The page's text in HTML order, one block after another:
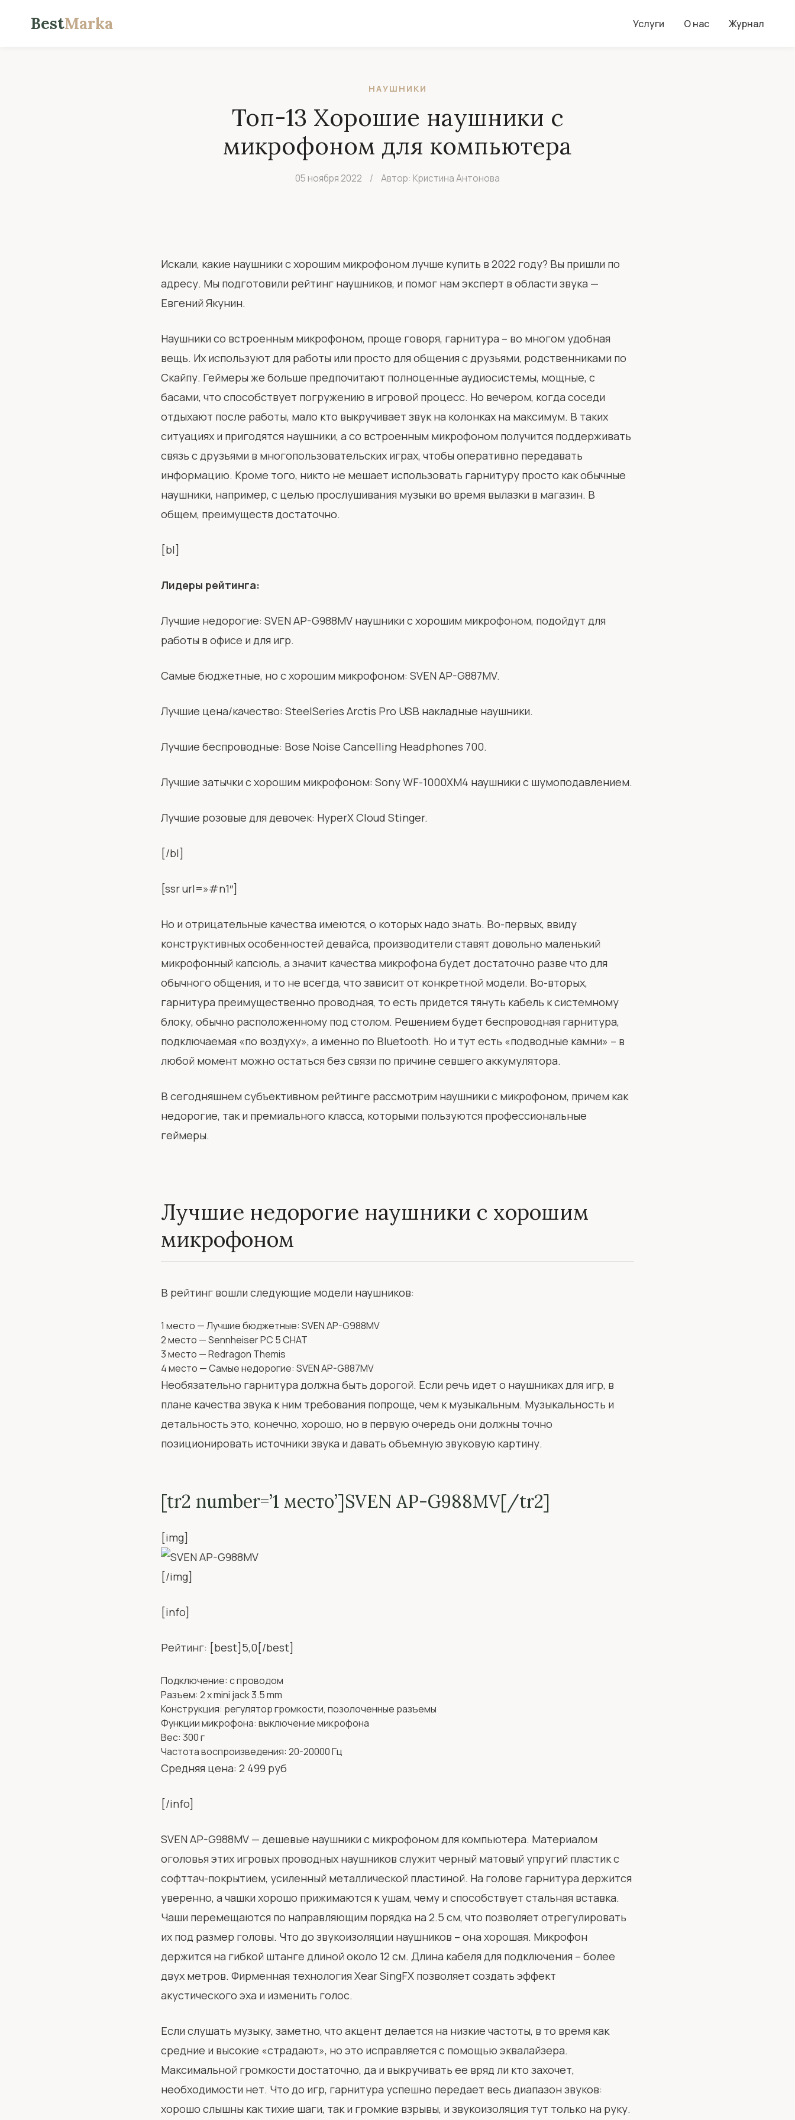
BestMarka Услуги О нас Журнал
НАУШНИКИ
Топ-13 Хорошие наушники с
микрофоном для компьютера
05 ноября 2022 / Автор: Кристина Антонова
Искали, какие наушники с хорошим микрофоном лучше купить в 2022 году? Вы пришли по
адресу. Мы подготовили рейтинг наушников, и помог нам эксперт в области звука —
Евгений Якунин.
Наушники со встроенным микрофоном, проще говоря, гарнитура – во многом удобная
вещь. Их используют для работы или просто для общения с друзьями, родственниками по
Скайпу. Геймеры же больше предпочитают полноценные аудиосистемы, мощные, с
басами, что способствует погружению в игровой процесс. Но вечером, когда соседи
отдыхают после работы, мало кто выкручивает звук на колонках на максимум. В таких
ситуациях и пригодятся наушники, а со встроенным микрофоном получится поддерживать
связь с друзьями в многопользовательских играх, чтобы оперативно передавать
информацию. Кроме того, никто не мешает использовать гарнитуру просто как обычные
наушники, например, с целью прослушивания музыки во время вылазки в магазин. В
общем, преимуществ достаточно.
[bl]
Лидеры рейтинга:
Лучшие недорогие: SVEN AP-G988MV наушники с хорошим микрофоном, подойдут для
работы в офисе и для игр.
Самые бюджетные, но с хорошим микрофоном: SVEN AP-G887MV.
Лучшие цена/качество: SteelSeries Arctis Pro USB накладные наушники.
Лучшие беспроводные: Bose Noise Cancelling Headphones 700.
Лучшие затычки с хорошим микрофоном: Sony WF-1000XM4 наушники с шумоподавлением.
Лучшие розовые для девочек: HyperX Cloud Stinger.
[/bl]
[ssr url=»#n1″]
Но и отрицательные качества имеются, о которых надо знать. Во-первых, ввиду
конструктивных особенностей девайса, производители ставят довольно маленький
микрофонный капсюль, а значит качества микрофона будет достаточно разве что для
обычного общения, и то не всегда, что зависит от конкретной модели. Во-вторых,
гарнитура преимущественно проводная, то есть придется тянуть кабель к системному
блоку, обычно расположенному под столом. Решением будет беспроводная гарнитура,
подключаемая «по воздуху», а именно по Bluetooth. Но и тут есть «подводные камни» – в
любой момент можно остаться без связи по причине севшего аккумулятора.
В сегодняшнем субъективном рейтинге рассмотрим наушники с микрофоном, причем как
недорогие, так и премиального класса, которыми пользуются профессиональные
геймеры.
Лучшие недорогие наушники с хорошим
микрофоном
В рейтинг вошли следующие модели наушников:
1 место — Лучшие бюджетные: SVEN AP-G988MV
2 место — Sennheiser PC 5 CHAT
3 место — Redragon Themis
4 место — Самые недорогие: SVEN AP-G887MV
Необязательно гарнитура должна быть дорогой. Если речь идет о наушниках для игр, в
плане качества звука к ним требования попроще, чем к музыкальным. Музыкальность и
детальность это, конечно, хорошо, но в первую очередь они должны точно
позиционировать источники звука и давать объемную звуковую картину.
[tr2 number=’1 место’]SVEN AP-G988MV[/tr2]
[img]
[/img]
[info]
Рейтинг: [best]5,0[/best]
Подключение: с проводом
Разъем: 2 x mini jack 3.5 mm
Конструкция: регулятор громкости, позолоченные разъемы
Функции микрофона: выключение микрофона
Вес: 300 г
Частота воспроизведения: 20-20000 Гц
Средняя цена: 2 499 руб
[/info]
SVEN AP-G988MV — дешевые наушники с микрофоном для компьютера. Материалом
оголовья этих игровых проводных наушников служит черный матовый упругий пластик с
софттач-покрытием, усиленный металлической пластиной. На голове гарнитура держится
уверенно, а чашки хорошо прижимаются к ушам, чему и способствует стальная вставка.
Чаши перемещаются по направляющим порядка на 2.5 см, что позволяет отрегулировать
их под размер головы. Что до звукоизоляции наушников – она хорошая. Микрофон
держится на гибкой штанге длиной около 12 см. Длина кабеля для подключения – более
двух метров. Фирменная технология Xear SingFX позволяет создать эффект
акустического эха и изменить голос.
Если слушать музыку, заметно, что акцент делается на низкие частоты, в то время как
средние и высокие «страдают», но это исправляется с помощью эквалайзера.
Максимальной громкости достаточно, да и выкручивать ее вряд ли кто захочет,
необходимости нет. Что до игр, гарнитура успешно передает весь диапазон звуков:
хорошо слышны как тихие шаги, так и громкие взрывы, и звукоизоляция тут только на руку.